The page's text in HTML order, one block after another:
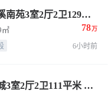
新上房源上卢锦溪南苑3室2厅2卫129平米 售价78万
㎡ 78万
6小时前
急急急售南岸名城3室2厅2卫111平米 售价148万